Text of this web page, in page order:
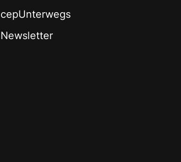
cepUnterwegs
Newsletter